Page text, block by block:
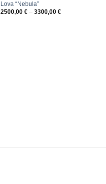
Lova “Nebula”
2500,00 €– 3300,00 €